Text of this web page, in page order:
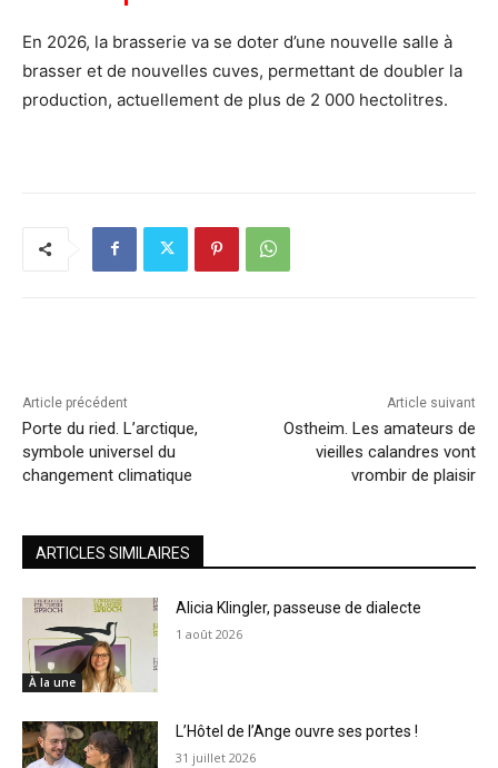
En 2026, la brasserie va se doter d’une nouvelle salle à
brasser et de nouvelles cuves, permettant de doubler la
production, actuellement de plus de 2 000 hectolitres.
Article précédent
Porte du ried. L’arctique,
symbole universel du
changement climatique
Article suivant
Ostheim. Les amateurs de
vieilles calandres vont
vrombir de plaisir
ARTICLES SIMILAIRES
À la une
Alicia Klingler, passeuse de dialecte
1 août 2026
L’Hôtel de l’Ange ouvre ses portes !
31 juillet 2026